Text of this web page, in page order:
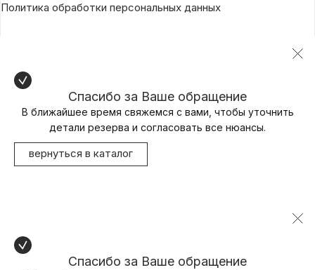
Политика обработки персональных данных
Спасибо за Ваше обращение
В ближайшее время свяжемся с вами, чтобы уточнить
детали резерва и согласовать все нюансы.
вернуться в каталог
Спасибо за Ваше обращение